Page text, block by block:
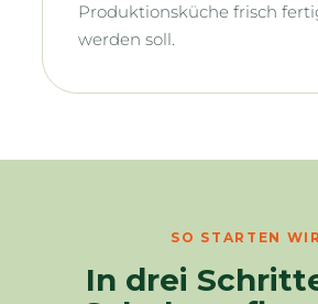
Produktionsküche frisch
werden soll.
SO STARTEN WIR
In drei